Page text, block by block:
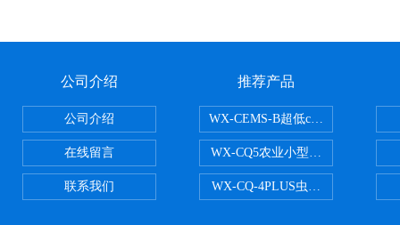
公司介绍
公司介绍
在线留言
联系我们
推荐产品
WX-CEMS-B超低cems烟气监测系
WX-CQ5农业小型气象站
WX-CQ-4PLUS虫情测报灯